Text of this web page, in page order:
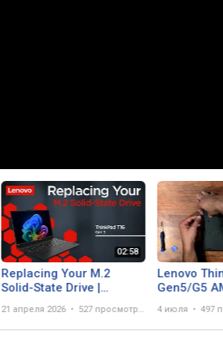
Replacing Your M.2
Solid-State Drive |
Customer Self Service
21 апреля 2026 527 просмотров
Lenovo
Gen5/G5
4 июля 497